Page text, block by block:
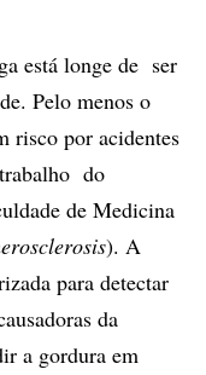
está longe de ser
Pelo menos o
risco por acidentes
do
de Medicina
). A
para detectar
da
a gordura em